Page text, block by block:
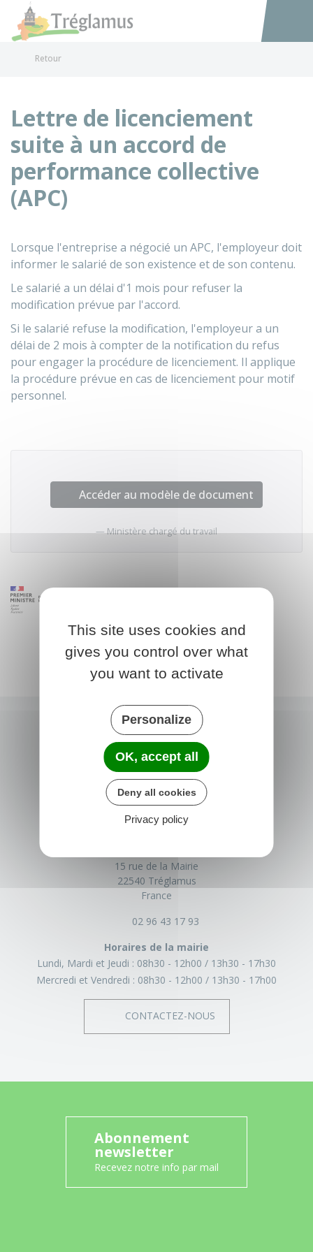
Accéder
Retour
Lettre de licenciement
suite à un accord de
performance collective
(APC)
Lorsque l'entreprise a négocié un APC, l'employeur doit
informer le salarié de son existence et de son contenu.
Le salarié a un délai d'1 mois pour refuser la
modification prévue par l'accord.
Si le salarié refuse la modification, l'employeur a un
délai de 2 mois à compter de la notification du refus
pour engager la procédure de licenciement. Il applique
la procédure prévue en cas de licenciement pour motif
personnel.
Accéder au modèle de document
Ministère chargé du travail
15 rue de la Mairie
22540 Tréglamus
France
02 96 43 17 93
Horaires de la mairie
Lundi, Mardi et Jeudi : 08h30 - 12h00
13h30 - 17h30
Mercredi et Vendredi : 08h30 - 12h00 13h30 - 17h00
CONTACTEZ-NOUS
Abonnement
newsletter
Recevez notre info par mail
This site uses cookies and
gives you control over what
you want to activate
Personalize
OK, accept all
Deny all cookies
Privacy policy